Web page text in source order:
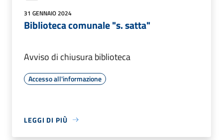
31 GENNAIO 2024
Biblioteca comunale "s. satta"
Avviso di chiusura biblioteca
Accesso all'informazione
LEGGI DI PIÙ